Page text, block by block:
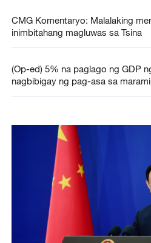
CMG Komentaryo: Malalaking
inimbitahang magluwas sa Tsina
(Op-ed) 5% na paglago ng GDP
nagbibigay ng pag-asa sa